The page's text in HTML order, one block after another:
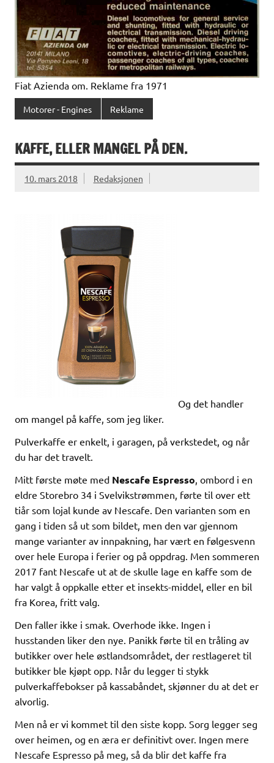
Fiat Azienda om. Reklame fra 1971
Motorer - Engines Reklame
KAFFE, ELLER MANGEL PÅ DEN.
10. mars 2018 Redaksjonen
Og det handler
om mangel på kaffe, som jeg liker.
Pulverkaffe er enkelt, i garagen, på verkstedet, og når
du har det travelt.
Mitt første møte med Nescafe Espresso, ombord i en
eldre Storebro 34 i Svelvikstrømmen, førte til over ett
tiår som lojal kunde av Nescafe. Den varianten som en
gang i tiden så ut som bildet, men den var gjennom
mange varianter av innpakning, har vært en følgesvenn
over hele Europa i ferier og på oppdrag. Men sommeren
2017 fant Nescafe ut at de skulle lage en kaffe som de
har valgt å oppkalle etter et insekts-middel, eller en bil
fra Korea, fritt valg.
Den faller ikke i smak. Overhode ikke. Ingen i
husstanden liker den nye. Panikk førte til en tråling av
butikker over hele østlandsområdet, der restlageret til
butikker ble kjøpt opp. Når du legger ti stykk
pulverkaffebokser på kassabåndet, skjønner du at det er
alvorlig.
Men nå er vi kommet til den siste kopp. Sorg legger seg
over heimen, og en æra er definitivt over. Ingen mere
Nescafe Espresso på meg, så da blir det kaffe fra